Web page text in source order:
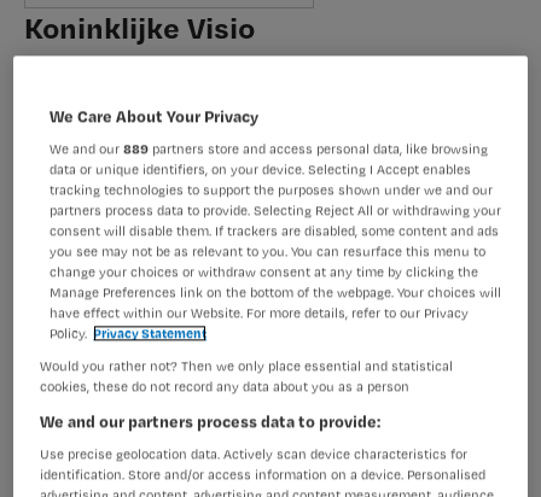
Koninklijke Visio
Alle vacatures
Visio staat voor “Meedoen mogelijk maken”. Met zo’n
3000 medewerkers door heel Nederland vergroten we
de zelfredzaamheid van slechtziende en blinde mensen.
Dat doen we met enthousiasme, zorg, expertise en
deskundigheid. Kijkend naar wat wél kan. En altijd vanuit
de vraag van de cliënt. Daarmee maak je als
medewerker van Visio het verschil.
Lees meer
ADRES
We Care About Your Privacy
We and our889 partners store and access personal data, like browsing
data or unique identifiers, on your device. Selecting I Accept enables
tracking technologies to support the purposes shown under we and our
partners process data to provide. Selecting Reject All or withdrawing your
consent will disable them. If trackers are disabled, some content and ads
you see may not be as relevant to you. You can resurface this menu to
change your choices or withdraw consent at any time by clicking the
Manage Preferences link on the bottom of the webpage. Your choices will
have effect within our Website. For more details, refer to our Privacy
Policy. Privacy Statement
Would you rather not? Then we only place essential and statistical
cookies, these do not record any data about you as a person
We and our partners process data to provide:
Use precise geolocation data. Actively scan device characteristics for
identification. Store and/or access information on a device. Personalised